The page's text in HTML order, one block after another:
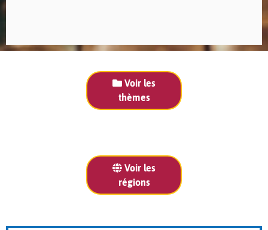
Voir les
thèmes
Voir les
régions